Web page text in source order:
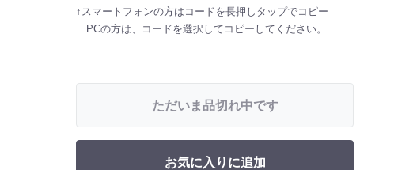
↑スマートフォンの方はコードを長押しタップでコピー
PCの方は、コードを選択してコピーしてください。
ただいま品切れ中です
お気に入りに追加